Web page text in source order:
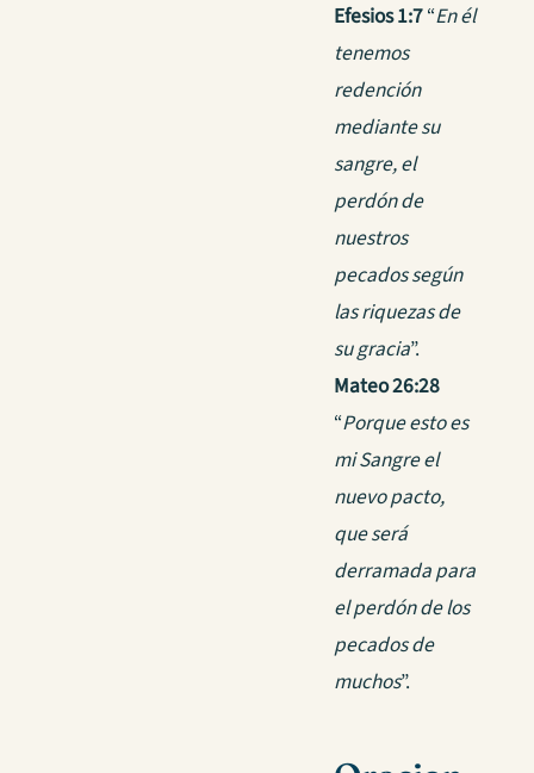
Efesios 1:7“En él
tenemos
redención
mediante su
sangre, el
perdón de
nuestros
pecados según
las riquezas de
su gracia”.
Mateo 26:28
“Porque esto es
mi Sangre el
nuevo pacto,
que será
derramada para
el perdón de los
pecados de
muchos”.